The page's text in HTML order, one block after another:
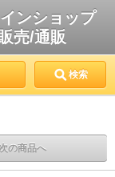
ンショップ
売/通販
検索
次の商品へ